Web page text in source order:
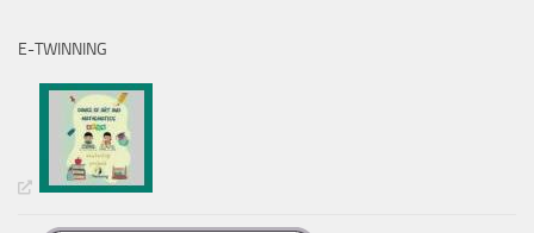
E-TWINNING